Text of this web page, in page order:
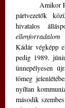
pártvezetők
hivatalos
Kádár végképp
pedig 1989.
ünnepélyesen
tömeg
nyíltan
második